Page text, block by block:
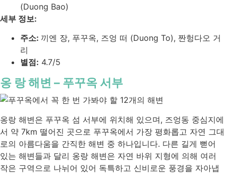
(Duong Bao)
세부 정보:
주소: 끼엔 장, 푸꾸옥, 즈엉 떠 (Duong To), 짠헝다오 거
리
별점: 4.7/5
옹 랑 해변 – 푸꾸옥 서부
옹랑 해변은 푸꾸옥 섬 서부에 위치해 있으며, 즈엉동 중심지에
서 약 7km 떨어진 곳으로 푸꾸옥에서 가장 평화롭고 자연 그대
로의 아름다움을 간직한 해변 중 하나입니다. 다른 길게 뻗어
있는 해변들과 달리 옹랑 해변은 자연 바위 지형에 의해 여러
작은 구역으로 나뉘어 있어 독특하고 신비로운 풍경을 자아냅